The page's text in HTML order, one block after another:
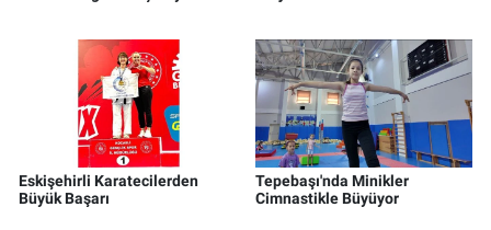
Eskişehirli Karatecilerden
Büyük Başarı
Tepebaşı'nda Minikler
Cimnastikle Büyüyor